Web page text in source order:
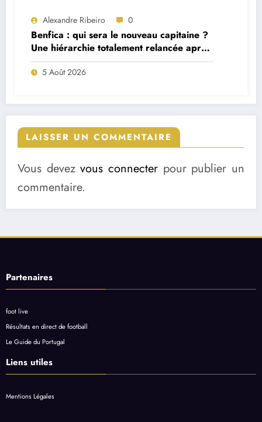
Alexandre Ribeiro 0
Benfica : qui sera le nouveau capitaine ?
Une hiérarchie totalement relancée après
deux départs majeurs
5 Août 2026
LAISSER UN COMMENTAIRE
Vous devezvous connecter pour publier un
commentaire.
Partenaires
foot live
Résultats en direct de football
Le Guide du Portugal
Liens utiles
Mentions Légales